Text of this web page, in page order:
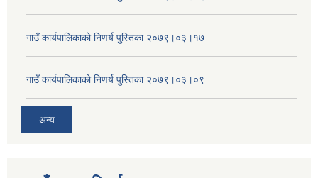
गाउँ कार्यपालिकाको निणर्य पुस्तिका २०७९।०३।१७
गाउँ कार्यपालिकाको निणर्य पुस्तिका २०७९।०३।०९
अन्य